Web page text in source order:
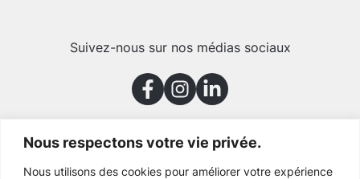
Nous respectons votre vie privée.
Nous utilisons des cookies pour améliorer votre expérience
Suivez-nous sur nos médias sociaux
Merci à nos partenaires